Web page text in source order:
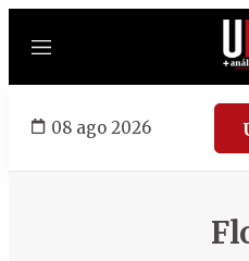
Menú
08 ago 2026